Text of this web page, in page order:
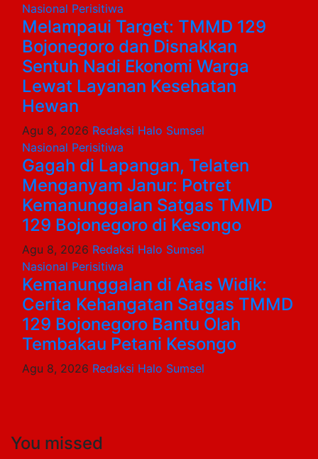
Nasional Perisitiwa
Melampaui Target: TMMD 129
Bojonegoro dan Disnakkan
Sentuh Nadi Ekonomi Warga
Lewat Layanan Kesehatan
Hewan
Agu 8, 2026 Redaksi Halo Sumsel
Nasional Perisitiwa
Gagah di Lapangan, Telaten
Menganyam Janur: Potret
Kemanunggalan Satgas TMMD
129 Bojonegoro di Kesongo
Agu 8, 2026 Redaksi Halo Sumsel
Nasional Perisitiwa
Kemanunggalan di Atas Widik:
Cerita Kehangatan Satgas TMMD
129 Bojonegoro Bantu Olah
Tembakau Petani Kesongo
Agu 8, 2026 Redaksi Halo Sumsel
You missed